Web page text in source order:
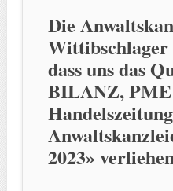
Die
dass uns das
BILANZ,
2023»